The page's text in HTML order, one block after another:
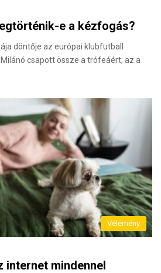
e a kézfogás?
döntője az európai klubfutball
csapott össze a trófeáért; az a
Vélemény
internet mindennel